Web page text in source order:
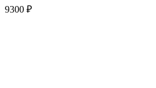
9300 ₽